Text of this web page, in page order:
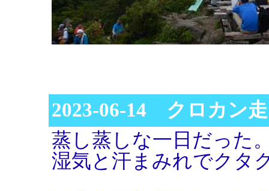
2023-06-14 クロカン
蒸し蒸しな一日だった
湿気と汗まみれでクタ